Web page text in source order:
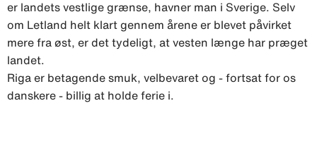
er landets vestlige grænse, havner man i Sverige. Selv
om Letland helt klart gennem årene er blevet påvirket
mere fra øst, er det tydeligt, at vesten længe har præget
landet.
Riga er betagende smuk, velbevaret og - fortsat for os
danskere - billig at holde ferie i.